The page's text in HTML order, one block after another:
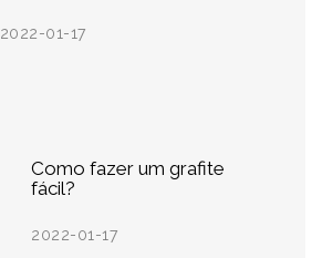
2022-01-17
Como fazer um grafite
fácil?
2022-01-17